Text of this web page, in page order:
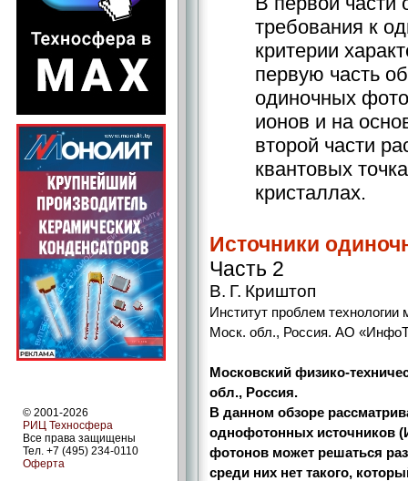
© 2001-2026
РИЦ Техносфера
Все права защищены
Тел. +7 (495) 234-0110
Оферта
требования к
критерии
первую часть
одиночных
ионов и на
второй части
квантовых
кристаллах.
Источники
Часть 2
В. Г. Криштоп
Институт проблем технологии
Моск. обл., Россия. АО
Московский физико-­
обл., Россия.
В данном обзоре
однофотонных источников
фотонов может решаться
среди них нет такого,